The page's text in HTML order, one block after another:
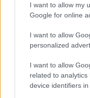
I want to allow my
Google for online
I want to allow
personalized
I want to allow
related to
device identifiers in
Η ισπανική δεξιά
δημοσκοπήσεις
συνασπισμό υπό
αλλά διατηρεί